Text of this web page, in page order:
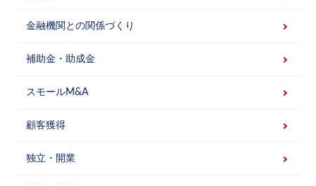
金融機関との関係づくり
補助金・助成金
スモールM&A
顧客獲得
独立・開業